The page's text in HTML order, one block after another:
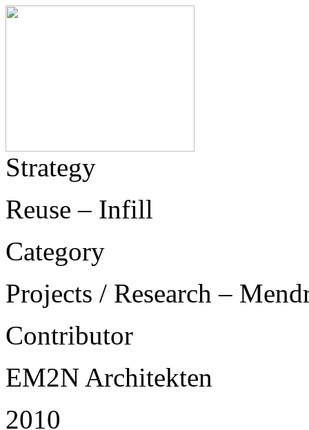
Strategy
Reuse – Infill
Category
Projects / Research –
Contributor
EM2N Architekten
2010